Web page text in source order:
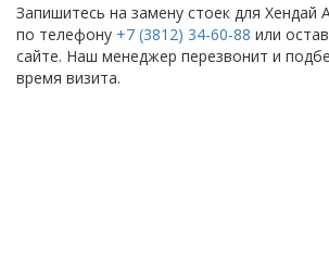
Запишитесь на замену стоек для Хендай
по телефону +7 (3812) 34-60-88 или
сайте. Наш менеджер перезвонит и
время визита.